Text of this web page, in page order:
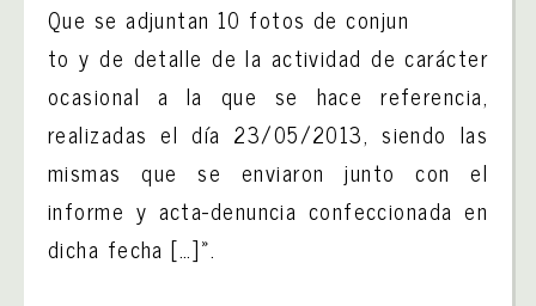
Que se adjuntan 10 fotos de conjun
to y de detalle de la actividad de carácter
ocasional a la que se hace referencia,
realizadas el día 23/05/2013, siendo las
mismas que se enviaron junto con el
informe y acta-denuncia confeccionada en
dicha fecha […]».